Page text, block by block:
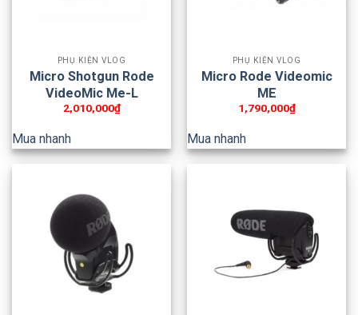
PHỤ KIỆN VLOG
Micro Shotgun Rode
VideoMic Me-L
2,010,000₫
Mua nhanh
PHỤ KIỆN VLOG
Micro Rode Videomic
ME
1,790,000₫
Mua nhanh